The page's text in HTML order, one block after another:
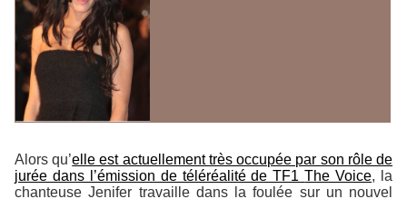
Alors qu’elle est actuellement très occupée par son rôle de
jurée dans l’émission de téléréalité de TF1The Voice, la
chanteuse Jenifer travaille dans la foulée sur un nouvel